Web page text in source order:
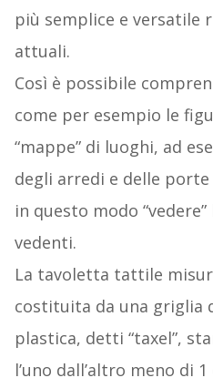
più semplice e versatile
attuali.
Così è possibile
come per esempio le
“mappe” di luoghi, ad
degli arredi e delle
in questo modo
vedenti.
La tavoletta tattile
costituita da una griglia
plastica, detti “taxel”,
l’uno dall’altro meno di